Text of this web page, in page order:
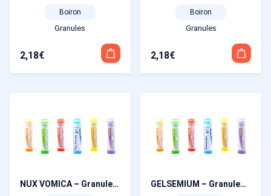
Boiron
Granules
2,18€
variations.
Les
options
être
Boiron
Granules
2,18€
variations.
Les
options
être
NUX VOMICA – Granules homéopathiques GELSEMIUM – Granules homéopathiques